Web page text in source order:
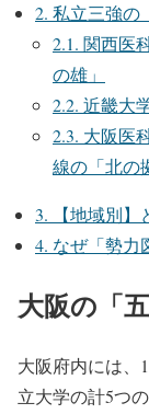
2. 私立三強の
2.1. 関西医
の雄」
2.2. 近畿大
2.3. 大阪医
線の「北の
3. 【地域別
4. なぜ「勢力
大阪の「
大阪府内には、
立大学の計5つ